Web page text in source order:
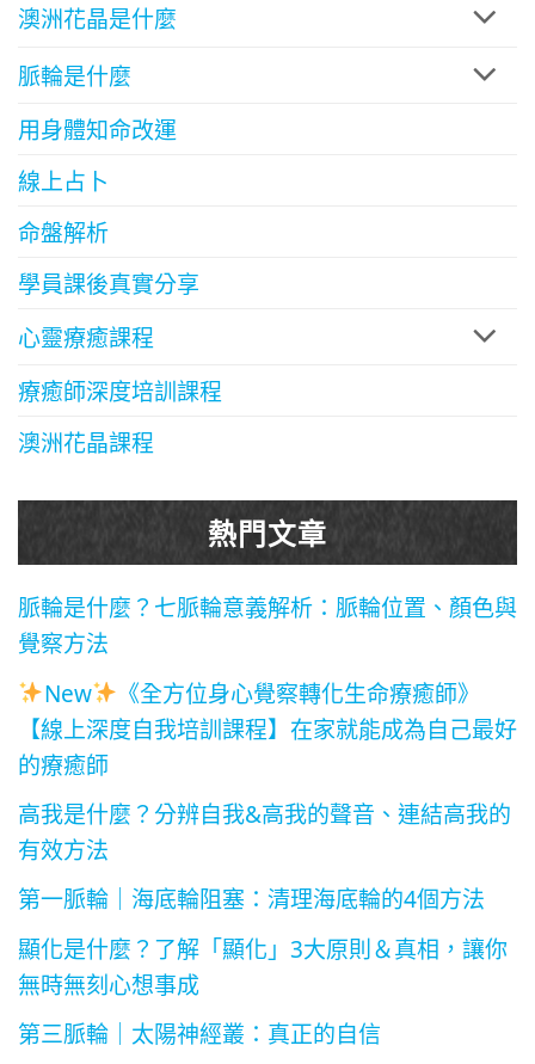
澳洲花晶是什麼
脈輪是什麼
用身體知命改運
線上占卜
命盤解析
學員課後真實分享
心靈療癒課程
療癒師深度培訓課程
澳洲花晶課程
熱門文章
脈輪是什麼？七脈輪意義解析：脈輪位置、顏色與
覺察方法
New
《全方位身心覺察轉化生命療癒師》
【線上深度自我培訓課程】在家就能成為自己最好
的療癒師
高我是什麼？分辨自我&高我的聲音、連結高我的
有效方法
第一脈輪｜海底輪阻塞：清理海底輪的4個方法
顯化是什麼？了解「顯化」3大原則＆真相，讓你
無時無刻心想事成
第三脈輪｜太陽神經叢：真正的自信